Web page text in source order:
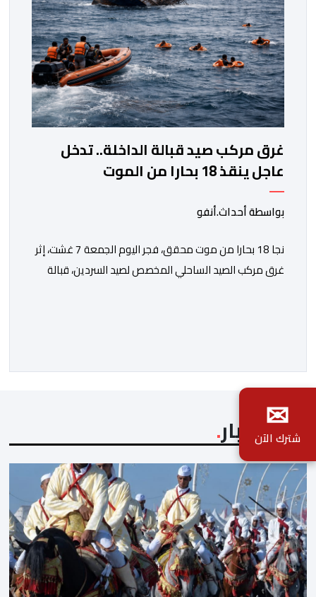
غرق مركب صيد قبالة الداخلة.. تدخل
عاجل ينقذ 18 بحارا من الموت
بواسطة أحداث.أنفو
نجا 18 بحارا من موت محقق، فجر اليوم الجمعة 7 غشت، إثر
غرق مركب الصيد الساحلي المخصص لصيد السردين، قبالة
آخر الأخبار
✉
شترك الآن